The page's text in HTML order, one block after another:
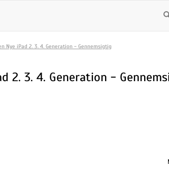
Nye iPad 2. 3. 4. Generation - Gennemsigtig
2. 3. 4. Generation -